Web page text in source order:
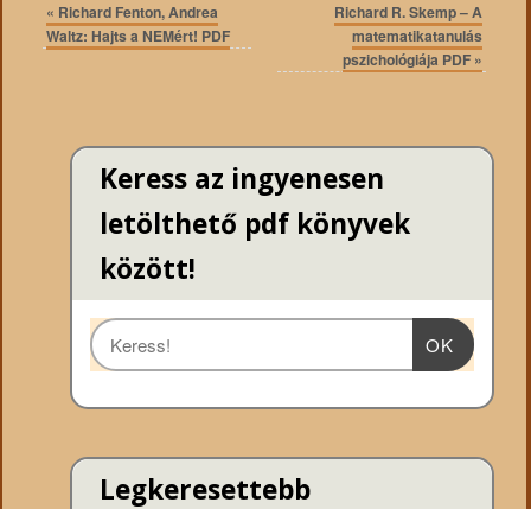
« Richard Fenton, Andrea
Waltz: Hajts a NEMért! PDF
Richard R. Skemp – A
matematikatanulás
pszichológiája PDF »
Keress az ingyenesen
letölthető pdf könyvek
között!
OK
Legkeresettebb